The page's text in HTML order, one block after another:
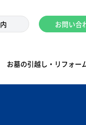
お問い合
お墓の引越し・リフォー